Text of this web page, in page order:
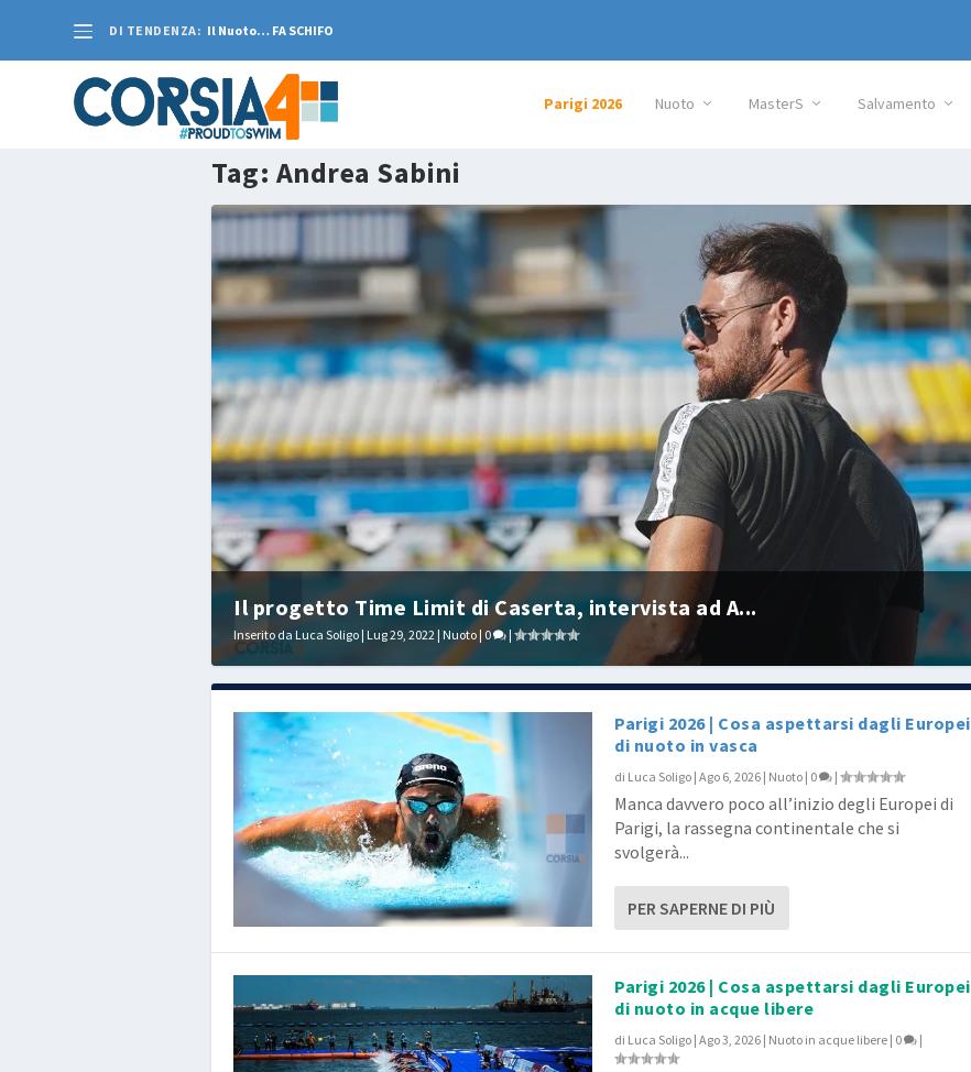
DI TENDENZA: Il Nuoto… FA SCHIFO
Parigi 2026 Nuoto MasterS Salvamento
Tag: Andrea Sabini
Il progetto Time Limit di Caserta, intervista ad A...
Inserito da Luca Soligo | Lug 29, 2022 | Nuoto | 0 |
Parigi 2026 | Cosa aspettarsi dagli Europei
di nuoto in vasca
di Luca Soligo | Ago 6, 2026 | Nuoto | 0 |
Manca davvero poco all’inizio degli Europei di
Parigi, la rassegna continentale che si
svolgerà...
PER SAPERNE DI PIÙ
Parigi 2026 | Cosa aspettarsi dagli Europei
di nuoto in acque libere
di Luca Soligo | Ago 3, 2026 | Nuoto in acque libere | 0 |